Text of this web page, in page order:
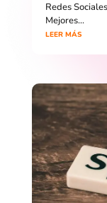
Redes
Mejores...
LEER MÁS